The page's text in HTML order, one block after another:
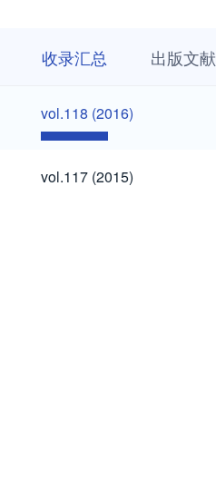
收录汇总 出版文献
vol.118
(2016)
vol.118 (2016)
vol.117
(2015)
vol.117 (2015)